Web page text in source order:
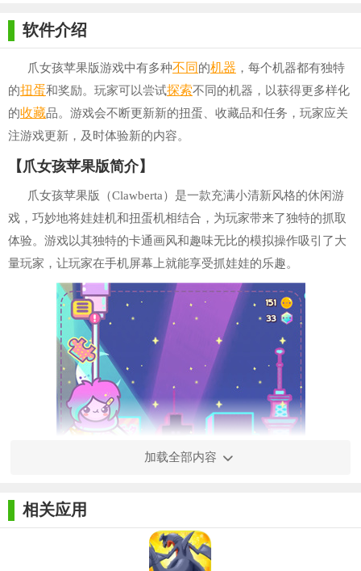
软件介绍
爪女孩苹果版游戏中有多种不同的机器 ，每个机器都有独特
的扭蛋和奖励。玩家可以尝试探索不同的机器，以获得更多样化
的收藏品。游戏会不断更新新的扭蛋、收藏品和任务，玩家应关
注游戏更新，及时体验新的内容。
【爪女孩苹果版简介】
爪女孩苹果版（Clawberta）是一款充满小清新风格的休闲游
戏，巧妙地将娃娃机和扭蛋机相结合，为玩家带来了独特的抓取
体验。游戏以其独特的卡通画风和趣味无比的模拟操作吸引了大
量玩家，让玩家在手机屏幕上就能享受抓娃娃的乐趣。
加载全部内容
相关应用